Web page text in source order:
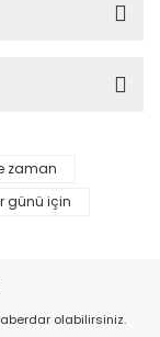
zaman
günü için
olabilirsiniz.